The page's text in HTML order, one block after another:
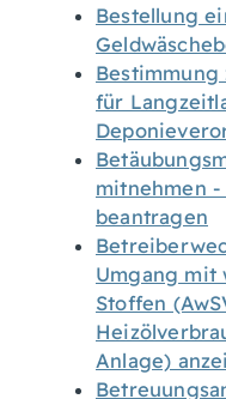
Bestellung
Bestimmung
für
mitnehmen
beantragen
Umgang mit
Stoffen
Anlage)